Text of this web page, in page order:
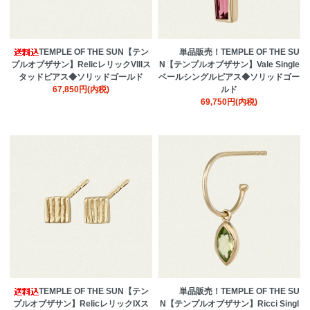
TEMPLE OF THE SUN【テン
プルオブザサン】RelicレリックVIIIス
タッドピアス◆ソリッドゴールド
67,850円(内税)
単品販売！TEMPLE OF THE SU
N【テンプルオブザサン】Vale Single
ベールシングルピアス◆ソリッドゴー
ルド
69,750円(内税)
TEMPLE OF THE SUN【テン
プルオブザサン】RelicレリックIXス
単品販売！TEMPLE OF THE SU
N【テンプルオブザサン】Ricci Singl